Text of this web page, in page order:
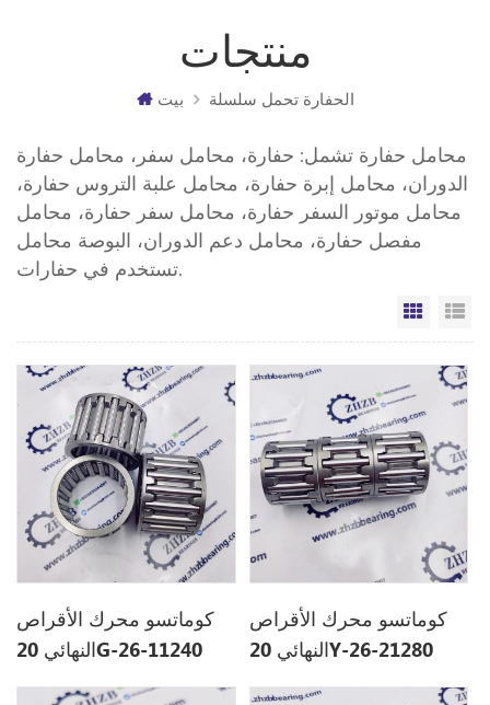
منتجات
بيت الحفارة تحمل سلسلة
محامل حفارة تشمل: حفارة، محامل سفر، محامل حفارة
الدوران، محامل إبرة حفارة، محامل علبة التروس حفارة،
محامل موتور السفر حفارة، محامل سفر حفارة، محامل
مفصل حفارة، محامل دعم الدوران، البوصة محامل
تستخدم في حفارات.
كوماتسو محرك الأقراص
النهائي 20G-26-11240
كوماتسو محرك الأقراص
النهائي 20Y-26-21280